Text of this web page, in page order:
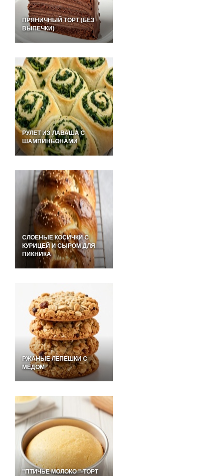
ПРЯНИЧНЫЙ ТОРТ (БЕЗ
ВЫПЕЧКИ)
РУЛЕТ ИЗ ЛАВАША С
ШАМПИНЬОНАМИ
СЛОЕНЫЕ КОСИЧКИ С
КУРИЦЕЙ И СЫРОМ ДЛЯ
ПИКНИКА
РЖАНЫЕ ЛЕПЕШКИ С
МЕДОМ
"ПТИЧЬЕ МОЛОКО "-ТОРТ